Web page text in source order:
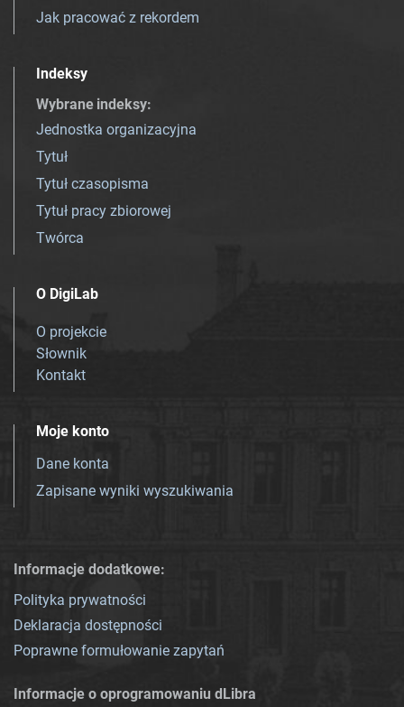
Jak pracować z rekordem
Indeksy
Wybrane indeksy:
Jednostka organizacyjna
Tytuł
Tytuł czasopisma
Tytuł pracy zbiorowej
Twórca
O DigiLab
O projekcie
Słownik
Kontakt
Moje konto
Dane konta
Zapisane wyniki wyszukiwania
Informacje dodatkowe:
Polityka prywatności
Deklaracja dostępności
Poprawne formułowanie zapytań
Informacje o oprogramowaniu dLibra